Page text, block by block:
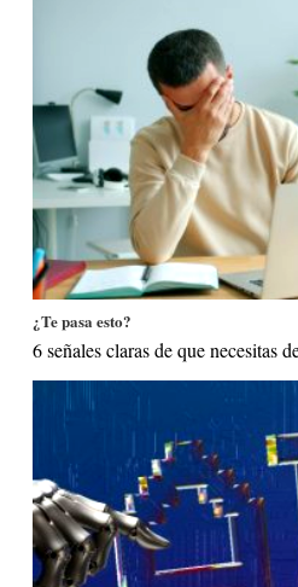
¿Te pasa esto?
6 señales claras de que necesitas